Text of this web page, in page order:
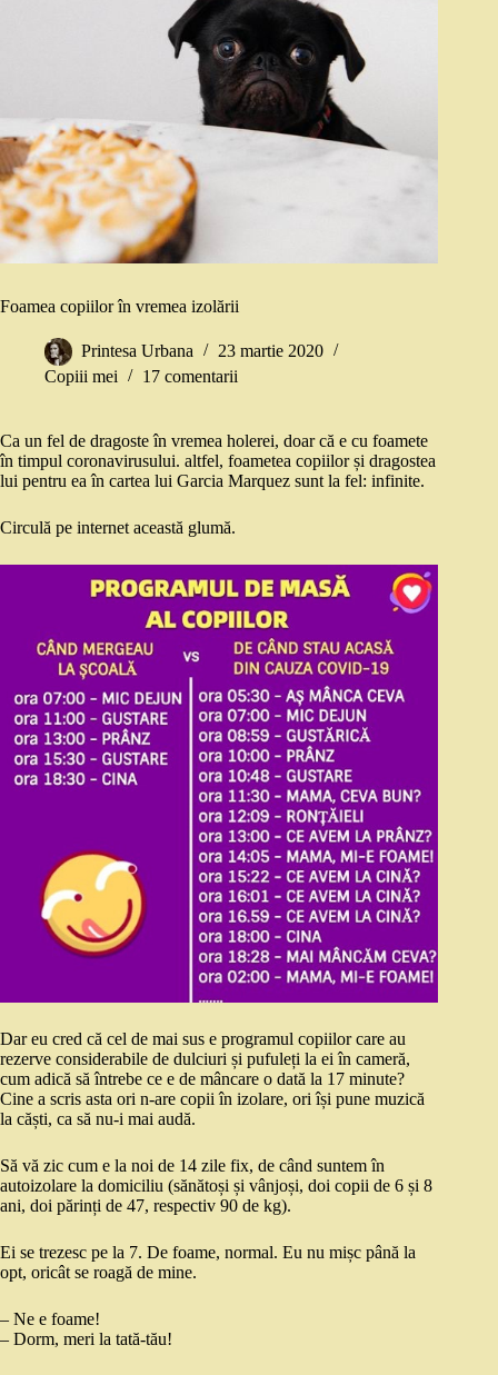
Foamea copiilor în vremea izolării
Printesa Urbana
23 martie 2020
Copiii mei
17 comentarii
Ca un fel de dragoste în vremea holerei, doar că e cu foamete
în timpul coronavirusului. altfel, foametea copiilor și dragostea
lui pentru ea în cartea lui Garcia Marquez sunt la fel: infinite.
Circulă pe internet această glumă.
Dar eu cred că cel de mai sus e programul copiilor care au
rezerve considerabile de dulciuri și pufuleți la ei în cameră,
cum adică să întrebe ce e de mâncare o dată la 17 minute?
Cine a scris asta ori n-are copii în izolare, ori își pune muzică
la căști, ca să nu-i mai audă.
Să vă zic cum e la noi de 14 zile fix, de când suntem în
autoizolare la domiciliu (sănătoși și vânjoși, doi copii de 6 și 8
ani, doi părinți de 47, respectiv 90 de kg).
Ei se trezesc pe la 7. De foame, normal. Eu nu mișc până la
opt, oricât se roagă de mine.
– Ne e foame!
– Dorm, meri la tată-tău!